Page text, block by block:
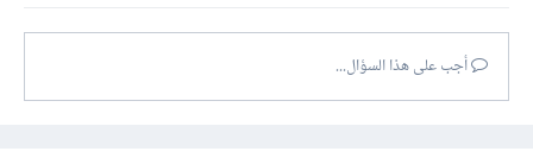
أجب على هذا السؤال...